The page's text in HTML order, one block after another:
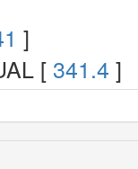
]
[ 341.4 ]